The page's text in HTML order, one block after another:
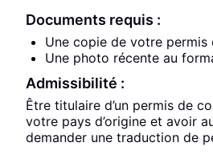
Documents requis :
Une copie de votre permis
Une photo récente au
Admissibilité :
Être titulaire d’un permis de
votre pays d’origine et avoir
demander une traduction de